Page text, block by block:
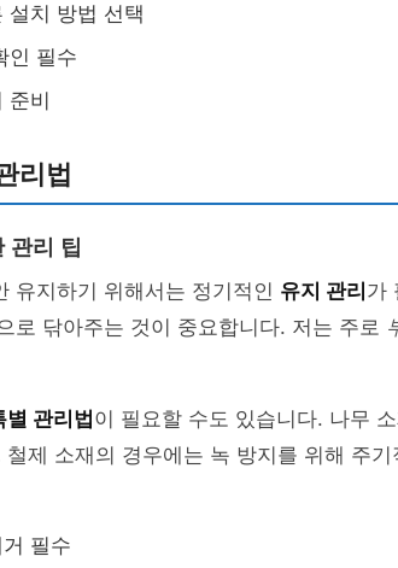
설치 방법 선택
인 필수
준비
리법
관리 팁
유지하기 위해서는 정기적인 유지 관리 가
로 닦아주는 것이 중요합니다. 저는 주로
별 관리법 이 필요할 수도 있습니다. 나무
제 소재의 경우에는 녹 방지를 위해 주
필수